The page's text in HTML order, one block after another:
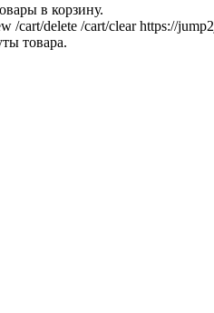
в корзину.
/cart/delete /cart/clear https://
товара.